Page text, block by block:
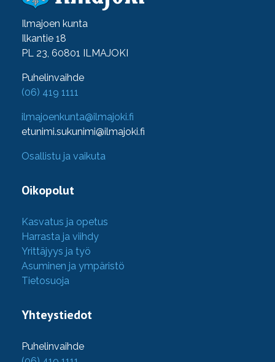
Ilmajoen kunta
Ilkantie 18
PL 23, 60801 ILMAJOKI
Puhelinvaihde
(06) 419 1111
ilmajoenkunta@ilmajoki.fi
etunimi.sukunimi@ilmajoki.fi
Osallistu ja vaikuta
Oikopolut
Kasvatus ja opetus
Harrasta ja viihdy
Yrittäjyys ja työ
Asuminen ja ympäristö
Tietosuoja
Yhteystiedot
Puhelinvaihde